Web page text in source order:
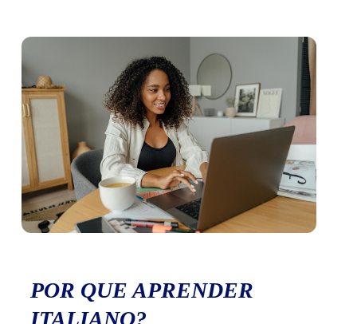
POR QUE APRENDER
ITALIANO?